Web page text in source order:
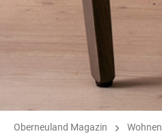
Oberneuland Magazin Wohnen